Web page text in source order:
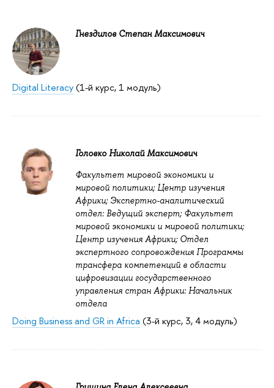
Гнездилов Степан Максимович
Digital Literacy(1-й курс, 1 модуль)
Головко Николай Максимович
Факультет мировой экономики и
мировой политики; Центр изучения
Африки; Экспертно-аналитический
отдел: Ведущий эксперт; Факультет
мировой экономики и мировой политики;
Центр изучения Африки; Отдел
экспертного сопровождения Программы
трансфера компетенций в области
цифровизации государственного
управления стран Африки: Начальник
отдела
Doing Business and GR in Africa (3-й курс, 3, 4 модуль)